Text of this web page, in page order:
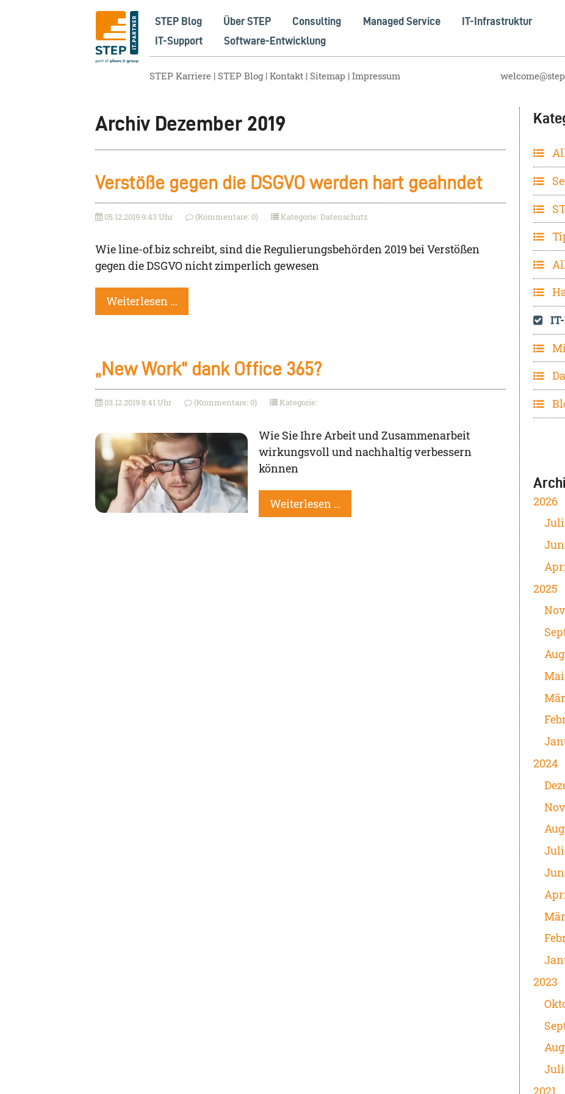
STEP Blog Über STEP Consulting Managed Service
IT-Infrastruktur
IT-Support
Software-Entwicklung
STEP Karriere STEP Blog Kontakt Sitemap Impressum
Archiv Dezember 2019
Verstöße gegen die DSGVO werden hart geahndet
05.12.2019 9:43 Uhr (Kommentare: 0) Kategorie: Datenschutz
Wie line-of.biz schreibt, sind die Regulierungsbehörden 2019 bei Verstößen
gegen die DSGVO nicht zimperlich gewesen
Weiterlesen …
„New Work“ dank Office 365?
03.12.2019 8:41 Uhr (Kommentare: 0) Kategorie:
Wie Sie Ihre Arbeit und Zusammenarbeit
wirkungsvoll und nachhaltig verbessern
können
Weiterlesen …
2026
Juli
2025
2024
Juli
2023
Juli